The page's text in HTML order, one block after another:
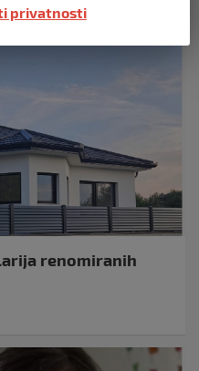
renomiranih
privatnosti